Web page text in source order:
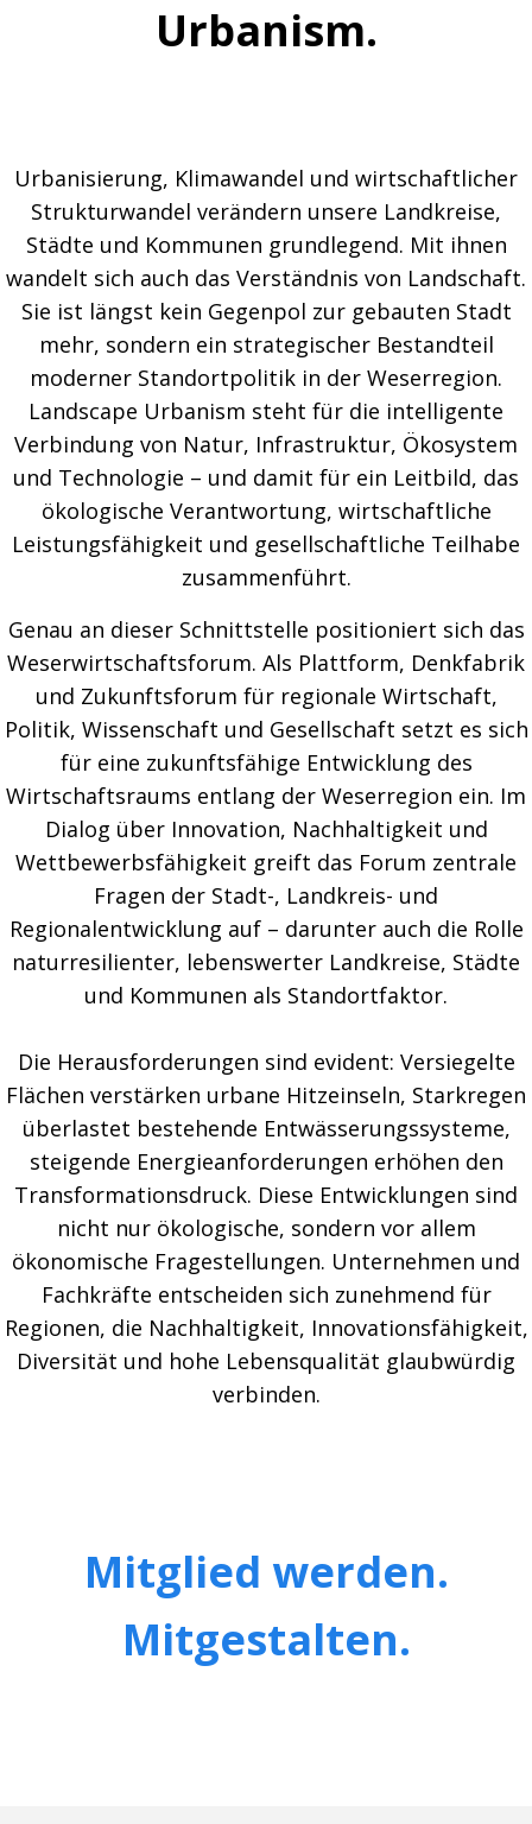
Urbanism.
Urbanisierung, Klimawandel und wirtschaftlicher
Strukturwandel verändern unsere Landkreise,
Städte und Kommunen grundlegend. Mit ihnen
wandelt sich auch das Verständnis von Landschaft.
Sie ist längst kein Gegenpol zur gebauten Stadt
mehr, sondern ein strategischer Bestandteil
moderner Standortpolitik in der Weserregion.
Landscape Urbanism steht für die intelligente
Verbindung von Natur, Infrastruktur, Ökosystem
und Technologie – und damit für ein Leitbild, das
ökologische Verantwortung, wirtschaftliche
Leistungsfähigkeit und gesellschaftliche Teilhabe
zusammenführt.
Genau an dieser Schnittstelle positioniert sich das
Weserwirtschaftsforum. Als Plattform, Denkfabrik
und Zukunftsforum für regionale Wirtschaft,
Politik, Wissenschaft und Gesellschaft setzt es sich
für eine zukunftsfähige Entwicklung des
Wirtschaftsraums entlang der Weserregion ein. Im
Dialog über Innovation, Nachhaltigkeit und
Wettbewerbsfähigkeit greift das Forum zentrale
Fragen der Stadt-, Landkreis- und
Regionalentwicklung auf – darunter auch die Rolle
naturresilienter, lebenswerter Landkreise, Städte
und Kommunen als Standortfaktor.
Die Herausforderungen sind evident: Versiegelte
Flächen verstärken urbane Hitzeinseln, Starkregen
überlastet bestehende Entwässerungssysteme,
steigende Energieanforderungen erhöhen den
Transformationsdruck. Diese Entwicklungen sind
nicht nur ökologische, sondern vor allem
ökonomische Fragestellungen. Unternehmen und
Fachkräfte entscheiden sich zunehmend für
Regionen, die Nachhaltigkeit, Innovationsfähigkeit,
Diversität und hohe Lebensqualität glaubwürdig
verbinden.
Mitglied werden.
Mitgestalten.